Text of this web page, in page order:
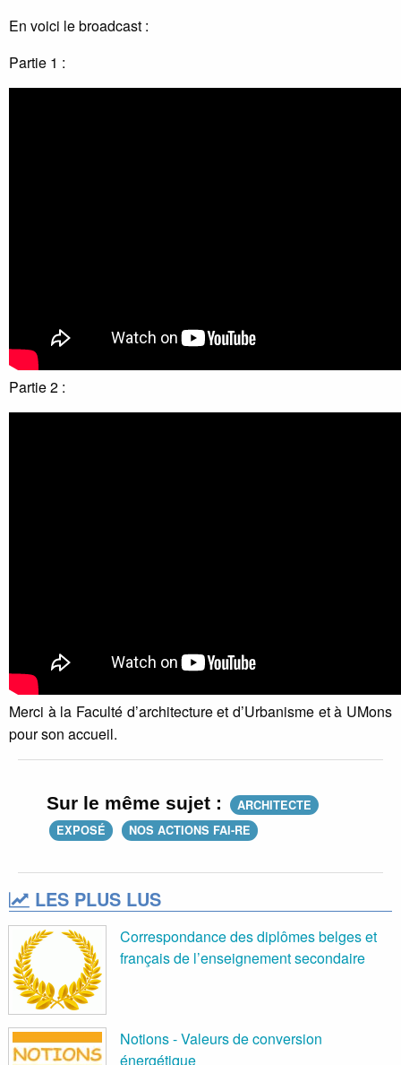
En voici le broadcast :
Partie 1 :
Partie 2 :
Merci à la Faculté d’architecture et d’Urbanisme et à UMons
pour son accueil.
Sur le même sujet :
ARCHITECTE
EXPOSÉ
NOS ACTIONS FAI-RE
LES PLUS LUS
Correspondance des diplômes belges et
français de l’enseignement secondaire
Notions - Valeurs de conversion
énergétique